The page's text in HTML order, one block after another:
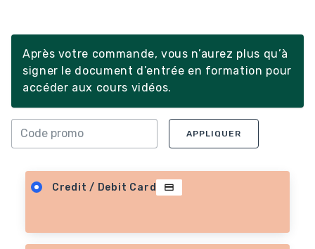
Après votre commande, vous n’aurez plus qu’à
signer le document d’entrée en formation pour
accéder aux cours vidéos.
APPLIQUER
Credit / Debit Card